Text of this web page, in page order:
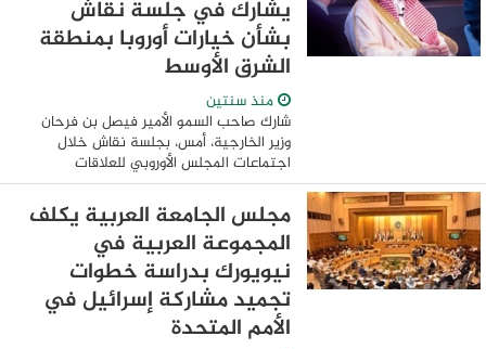
يشارك في جلسة نقاش
بشأن خيارات أوروبا بمنطقة
الشرق الأوسط
منذ سنتين
شارك صاحب السمو الأمير فيصل بن فرحان
وزير الخارجية، أمس، بجلسة نقاش خلال
اجتماعات المجلس الأوروبي للعلاقات
الخارجية في مدريد تحت عنوان "الحروب
وحروب الظل: ما هي خيارات أوروبا بمنطقة
الشرق ...
مجلس الجامعة العربية يكلف
المجموعة العربية في
نيويورك بدراسة خطوات
تجميد مشاركة إسرائيل في
الأمم المتحدة